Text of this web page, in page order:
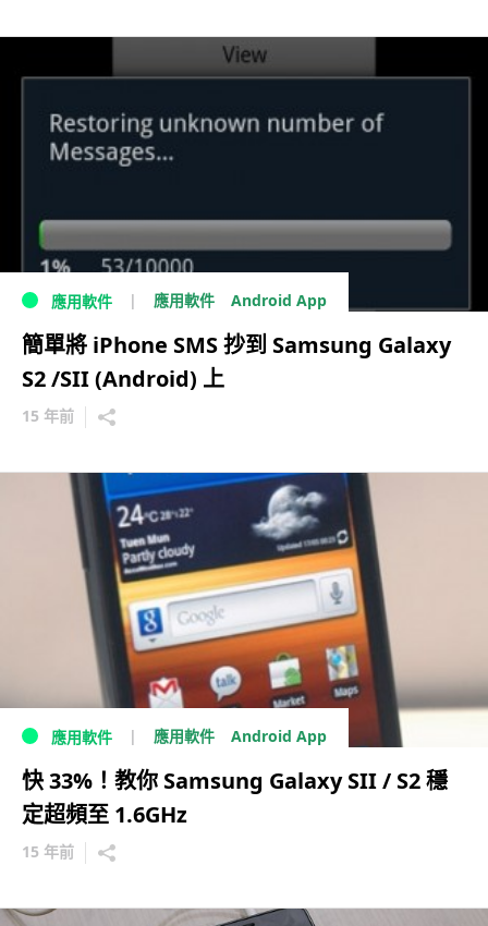
應用軟件 應用軟件 Android App
簡單將 iPhone SMS 抄到 Samsung Galaxy
S2 /SII (Android) 上
15 年前
應用軟件 應用軟件 Android App
快 33%！教你 Samsung Galaxy SII / S2 穩
定超頻至 1.6GHz
15 年前